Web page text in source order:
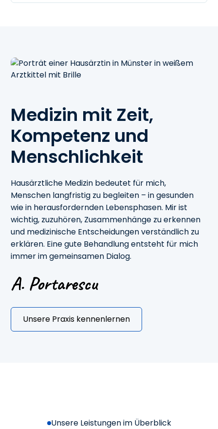
Medizin mit Zeit,
Kompetenz und
Menschlichkeit
Hausärztliche Medizin bedeutet für mich,
Menschen langfristig zu begleiten – in gesunden
wie in herausfordernden Lebensphasen. Mir ist
wichtig, zuzuhören, Zusammenhänge zu erkennen
und medizinische Entscheidungen verständlich zu
erklären. Eine gute Behandlung entsteht für mich
immer im gemeinsamen Dialog.
Unsere Praxis kennenlernen
Unsere Leistungen im Überblick